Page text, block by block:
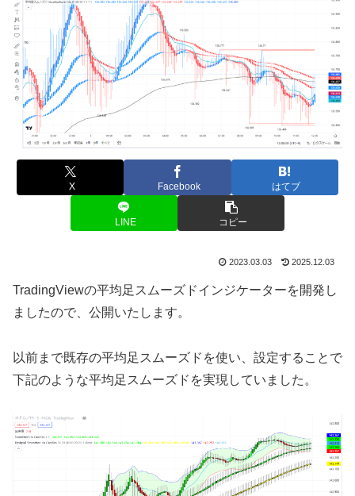
X Facebook はてブ
LINE コピー
2023.03.03 2025.12.03
TradingViewの平均足スムーズドインジケーターを開発し
ましたので、公開いたします。
以前まで既存の平均足スムーズドを使い、設定することで
下記のような平均足スムーズドを実現していました。